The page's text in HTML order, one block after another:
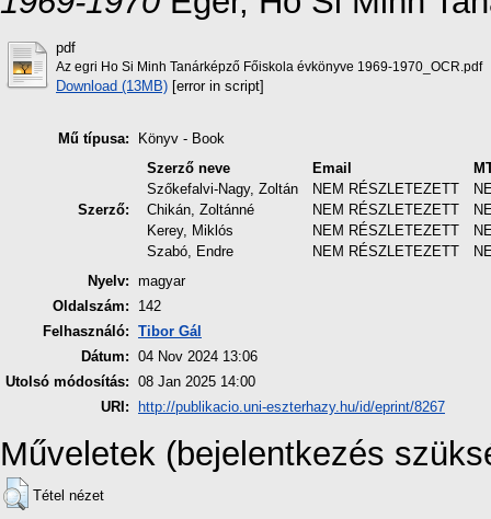
pdf
Az egri Ho Si Minh Tanárképző Főiskola évkönyve 1969-1970_OCR.pdf
Download (13MB) [error in script]
Mű típusa: Könyv - Book
Szerző:
Szerző neve Email
Szőkefalvi-Nagy, Zoltán
NEM RÉSZLETEZETT
Chikán, Zoltánné
NEM RÉSZLETEZETT
Kerey, Miklós
NEM RÉSZLETEZETT
Szabó, Endre
NEM RÉSZLETEZETT
Nyelv: magyar
Oldalszám:
142
Felhasználó: Tibor Gál
Dátum: 04 Nov 2024 13:06
Utolsó módosítás: 08 Jan 2025 14:00
URI:
http://publikacio.uni-eszterhazy.hu/id/eprint/8267
Műveletek (bejelentkezés
Tétel nézet